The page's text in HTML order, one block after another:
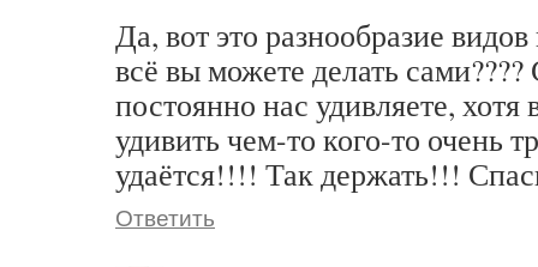
Да, вот это разнообразие
всё вы можете делать
постоянно нас удивляете,
удивить чем-то кого-то очень
удаётся!!!! Так держать!!!
Ответить